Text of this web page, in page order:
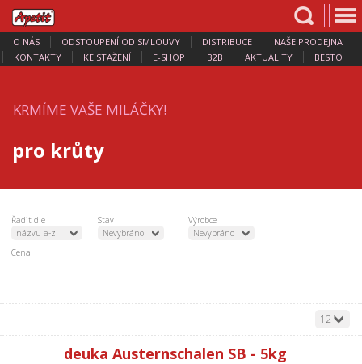
O NÁS ODSTOUPENÍ OD SMLOUVY DISTRIBUCE
NAŠE PRODEJNA
KONTAKTY
KE STAŽENÍ E-SHOP B2B AKTUALITY BESTO
KRMÍME VAŠE MILÁČKY!
pro krůty
Řadit dle
názvu a-z
Stav
Nevybráno
Výrobce
Nevybráno
Cena
12
deuka Austernschalen SB - 5kg